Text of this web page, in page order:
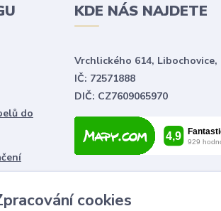
do
KDE NÁS NAJDETE
Vrchlického 614, Libochovice,
IČ: 72571888
DIČ: CZ7609065970
cookies